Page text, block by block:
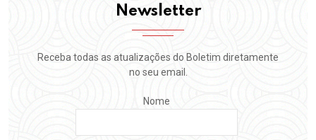
Newsletter
Receba todas as atualizações do Boletim diretamente
no seu email.
Nome